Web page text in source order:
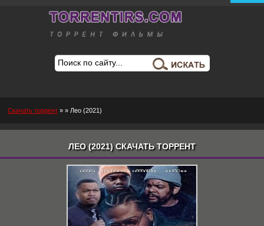
Скачать торрент » » Лео (2021)
ЛЕО (2021) СКАЧАТЬ ТОРРЕНТ